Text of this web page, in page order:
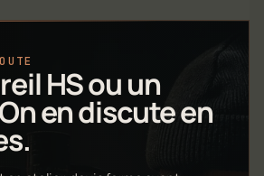
HS ou un
en discute en